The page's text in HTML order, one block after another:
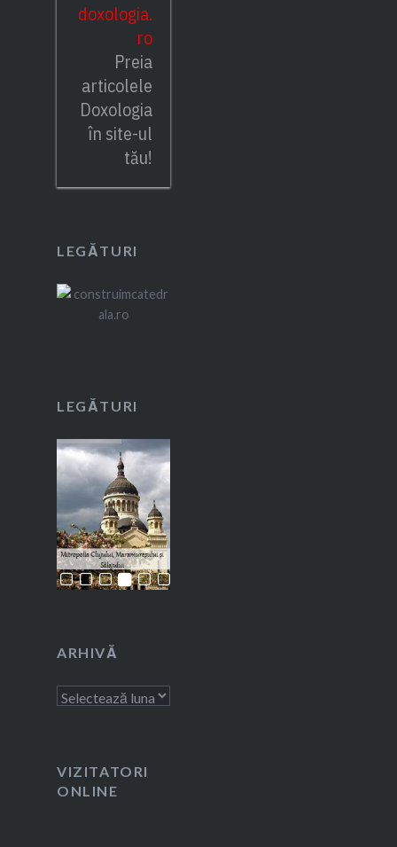
doxologia.
ro
Preia
articolele
Doxologia
în site-ul
tău!
LEGĂTURI
LEGĂTURI
ARHIVĂ
Arhivă
VIZITATORI
ONLINE